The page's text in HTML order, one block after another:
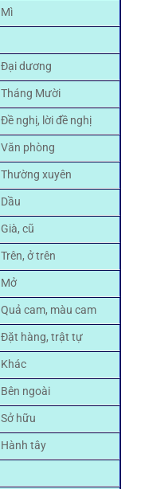
Mì
Đại dương
Tháng Mười
Đề nghị, lời đề nghị
Văn phòng
Thường xuyên
Dầu
Già, cũ
Trên, ở trên
Mở
Quả cam, màu cam
Đặt hàng, trật tự
Khác
Bên ngoài
Sở hữu
Hành tây